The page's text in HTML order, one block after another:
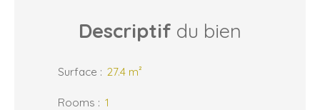
Descriptif du bien
Surface : 27.4 m²
Rooms : 1